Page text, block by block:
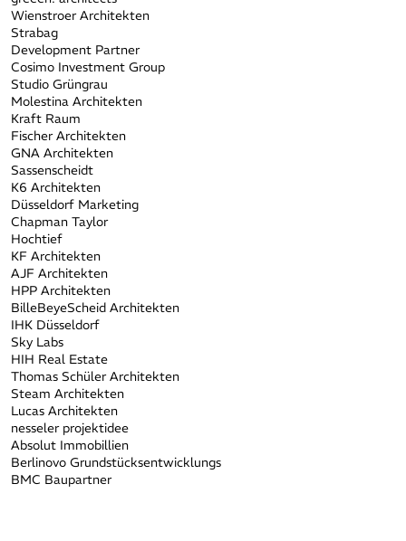
Wienstroer Architekten
Strabag
Development Partner
Cosimo Investment Group
Studio Grüngrau
Molestina Architekten
Kraft Raum
Fischer Architekten
GNA Architekten
Sassenscheidt
K6 Architekten
Düsseldorf Marketing
Chapman Taylor
Hochtief
KF Architekten
AJF Architekten
HPP Architekten
BilleBeyeScheid Architekten
IHK Düsseldorf
Sky Labs
HIH Real Estate
Thomas Schüler Architekten
Steam Architekten
Lucas Architekten
nesseler projektidee
Absolut Immobillien
Berlinovo Grundstücksentwicklungs
BMC Baupartner